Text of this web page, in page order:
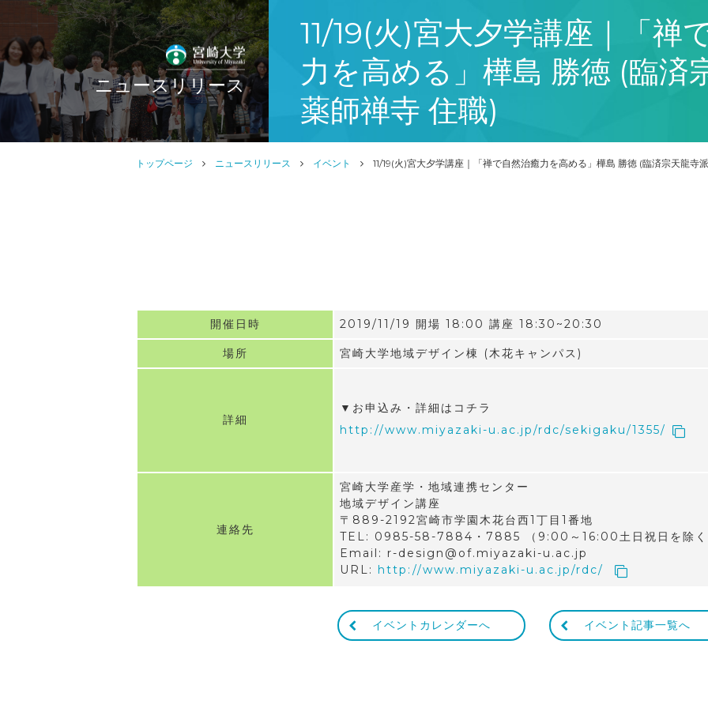
ニュースリリース
11/19(火)宮大夕学講座｜「禅
力を高める」樺島 勝徳 (臨済
薬師禅寺 住職)
トップページ ニュースリリース イベント 11/19(火)宮大夕学講座｜「禅で自然治癒力を高める」樺島 勝徳 (臨済宗天龍寺
開催日時 2019/11/19 開場 18:00 講座 18:30~20:30
場所 宮崎大学地域デザイン棟 (木花キャンパス)
詳細
▼お申込み・詳細はコチラ
http://www.miyazaki-u.ac.jp/rdc/sekigaku/1355/
連絡先
宮崎大学産学・地域連携センター
地域デザイン講座
〒889-2192宮崎市学園木花台西1丁目1番地
TEL: 0985-58-7884・7885 （9:00～16:00土日祝日を除
Email: r-design@of.miyazaki-u.ac.jp
URL: http://www.miyazaki-u.ac.jp/rdc/
イベントカレンダーへ イベント記事一覧へ